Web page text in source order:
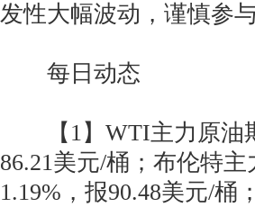
发性大幅波动，谨慎参与
每日动态
【1】WTI主力原油期
86.21美元/桶；布伦特
1.19%，报90.48美元/桶